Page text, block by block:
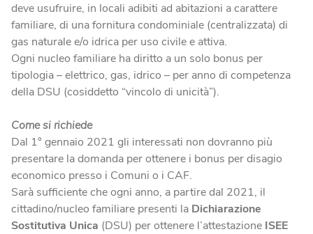
deve usufruire, in locali adibiti ad abitazioni a carattere
familiare, di una fornitura condominiale (centralizzata) di
gas naturale e/o idrica per uso civile e attiva.
Ogni nucleo familiare ha diritto a un solo bonus per
tipologia – elettrico, gas, idrico – per anno di competenza
della DSU (cosiddetto “vincolo di unicità”).
Come si richiede
Dal 1° gennaio 2021 gli interessati non dovranno più
presentare la domanda per ottenere i bonus per disagio
economico presso i Comuni o i CAF.
Sarà sufficiente che ogni anno, a partire dal 2021, il
cittadino/nucleo familiare presenti la Dichiarazione
Sostitutiva Unica (DSU) per ottenere l’attestazione ISEE